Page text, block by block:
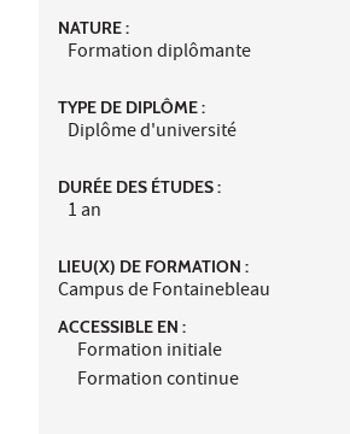
NATURE :
Formation diplômante
TYPE DE DIPLÔME :
Diplôme d'université
DURÉE DES ÉTUDES :
1 an
LIEU(X) DE FORMATION :
Campus de Fontainebleau
ACCESSIBLE EN :
Formation initiale
Formation continue